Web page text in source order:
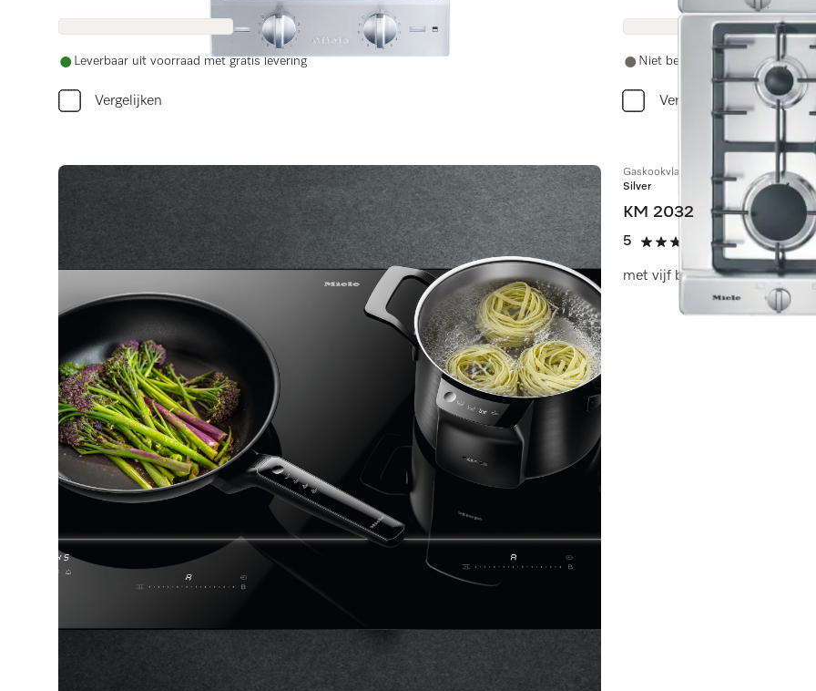
Leverbaar uit voorraad met gratis levering
Vergelijken
Niet beschikbaar
Vergelijken
Gaskookvlak
Silver
KM 2032
5
5 sterren van de 5
(1 beoordeling)
met vijf branders voor